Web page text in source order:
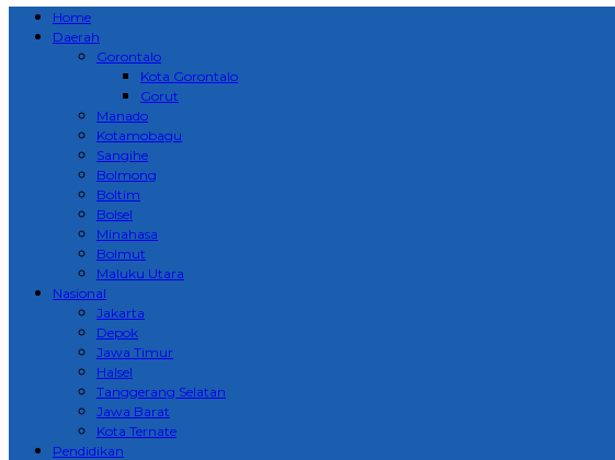
Home
Daerah
Gorontalo
Kota Gorontalo
Gorut
Manado
Kotamobagu
Sangihe
Bolmong
Boltim
Bolsel
Minahasa
Bolmut
Maluku Utara
Nasional
Jakarta
Depok
Jawa Timur
Halsel
Tanggerang Selatan
Jawa Barat
Kota Ternate
Pendidikan